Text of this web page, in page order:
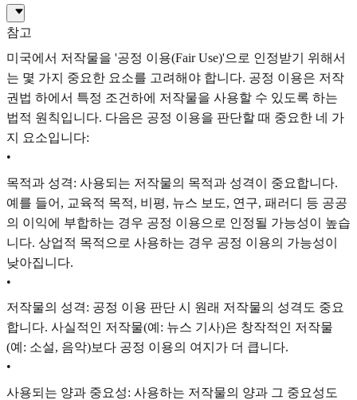
참고
미국에서 저작물을 '공정 이용(Fair Use)'으로 인정받기 위해서
는 몇 가지 중요한 요소를 고려해야 합니다. 공정 이용은 저작
권법 하에서 특정 조건하에 저작물을 사용할 수 있도록 하는
법적 원칙입니다. 다음은 공정 이용을 판단할 때 중요한 네 가
지 요소입니다:
•
목적과 성격: 사용되는 저작물의 목적과 성격이 중요합니다.
예를 들어, 교육적 목적, 비평, 뉴스 보도, 연구, 패러디 등 공공
의 이익에 부합하는 경우 공정 이용으로 인정될 가능성이 높습
니다. 상업적 목적으로 사용하는 경우 공정 이용의 가능성이
낮아집니다.
•
저작물의 성격: 공정 이용 판단 시 원래 저작물의 성격도 중요
합니다. 사실적인 저작물(예: 뉴스 기사)은 창작적인 저작물
(예: 소설, 음악)보다 공정 이용의 여지가 더 큽니다.
•
사용되는 양과 중요성: 사용하는 저작물의 양과 그 중요성도